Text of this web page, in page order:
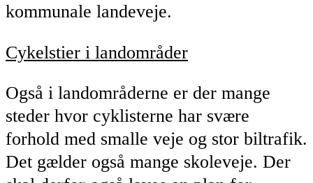
kommunale landeveje.
Cykelstier i landområder
Også i landområderne er der mange
steder hvor cyklisterne har svære
forhold med smalle veje og stor biltrafik.
Det gælder også mange skoleveje. Der